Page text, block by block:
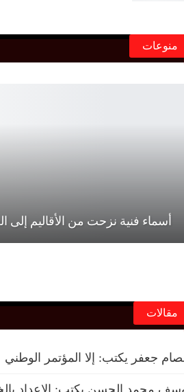
منوعات
أسماء فنية نزحت من الأقاليم إلى
مقالات
جعفر يكتب: إلا المؤتمر الوطني
محمد الحسن يكتب: الإعداد